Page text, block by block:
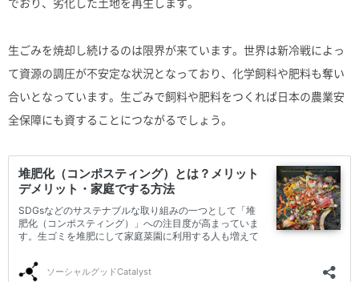
生ごみを焼却し続けるのは限界が来ています。世界は新冷戦によっ
て資源の調圧が不安定な状況となっており、化学飼料や肥料も奪い
合いとなっています。生ごみで飼料や肥料をつくれば日本の農業安
全保障にも資することにつながるでしょう。